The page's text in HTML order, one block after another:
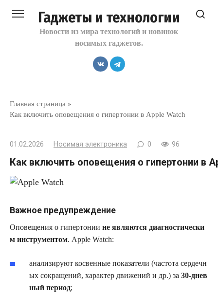
Гаджеты и технологии
Новости из мира технологий и новинок
носимых гаджетов.
Главная страница »
Как включить оповещения о гипертонии в Apple Watch
01.02.2026 Носимая электроника 0 96
Как включить оповещения о гипертонии в
Важное предупреждение
Оповещения о гипертонии не являются диагностически
м инструментом. Apple Watch:
анализируют косвенные показатели (частота сердечн
ых сокращений, характер движений и др.) за 30‑днев
ный период;